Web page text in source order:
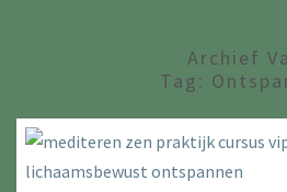
Archief
Tag: